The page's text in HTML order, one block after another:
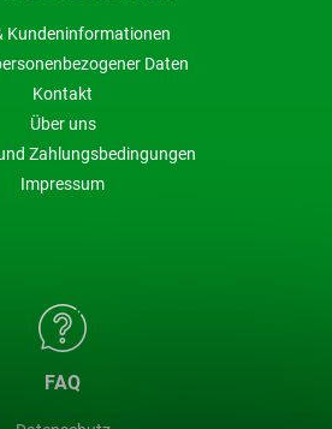
Kundeninformationen
Daten
Kontakt
Über uns
Zahlungsbedingungen
Impressum
FAQ